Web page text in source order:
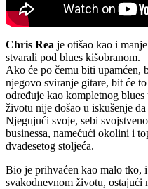
Chris Rea je otišao kao i
stvarali pod blues kišobranom.
Ako će po čemu biti upamćen,
njegovo sviranje gitare, bit će
određuje kao kompletnog
životu nije došao u iskušenje
Njegujući svoje, sebi
businessa, namećući okolini i
dvadesetog stoljeća.
Bio je prihvaćen kao malo tko,
svakodnevnom životu, ostajući